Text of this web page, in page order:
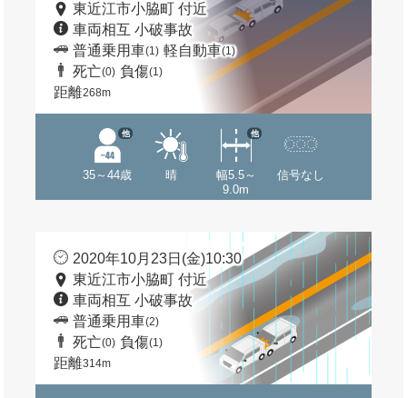
東近江市小脇町 付近
車両相互 小破事故
普通乗用車(1) 軽自動車(1)
死亡(0) 負傷(1)
距離268m
35～44歳
他
晴
幅5.5～
9.0m
他
信号なし
2020年10月23日(金)10:30
東近江市小脇町 付近
車両相互 小破事故
普通乗用車(2)
死亡(0) 負傷(1)
距離314m